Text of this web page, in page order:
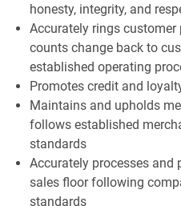
honesty, integrity, and
Accurately rings
counts change back to
established operating
Promotes credit and
Maintains and upholds
follows established
standards
Accurately processes and
sales floor following
standards